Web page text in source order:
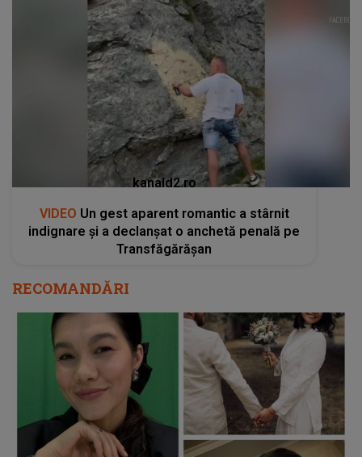
kanald2.ro
VIDEO Un gest aparent romantic a stârnit
indignare și a declanșat o anchetă penală pe
Transfăgărășan
RECOMANDĂRI